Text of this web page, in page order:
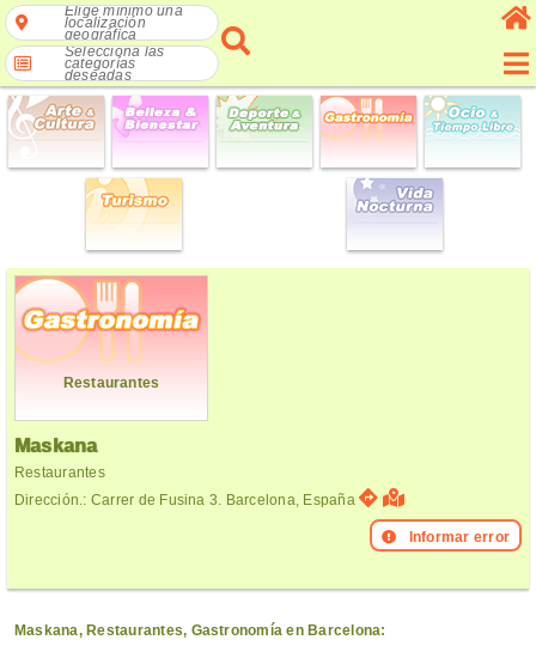
Elige mínimo una
localización
geográfica
Selecciona las
categorías
deseadas
Restaurantes
Maskana
Restaurantes
Dirección.: Carrer de Fusina 3. Barcelona, España
Informar error
Maskana, Restaurantes, Gastronomía en Barcelona: